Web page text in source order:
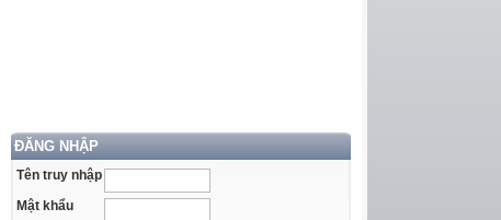
ĐĂNG NHẬP
Tên truy nhập
Mật khẩu